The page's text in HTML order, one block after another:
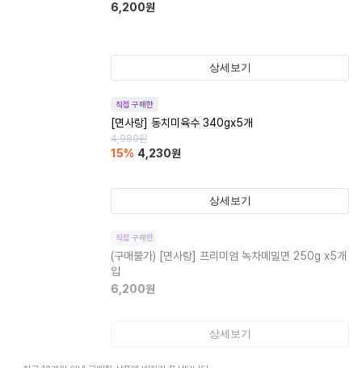
6,200원
상세보기
직접 구매한
[면사랑] 동치미육수 340gx5개
4,980원
15% 4,230원
상세보기
직접 구매한
(구매불가) [면사랑] 프리미엄 녹차메밀면 250g x5개
입
6,200원
상세보기